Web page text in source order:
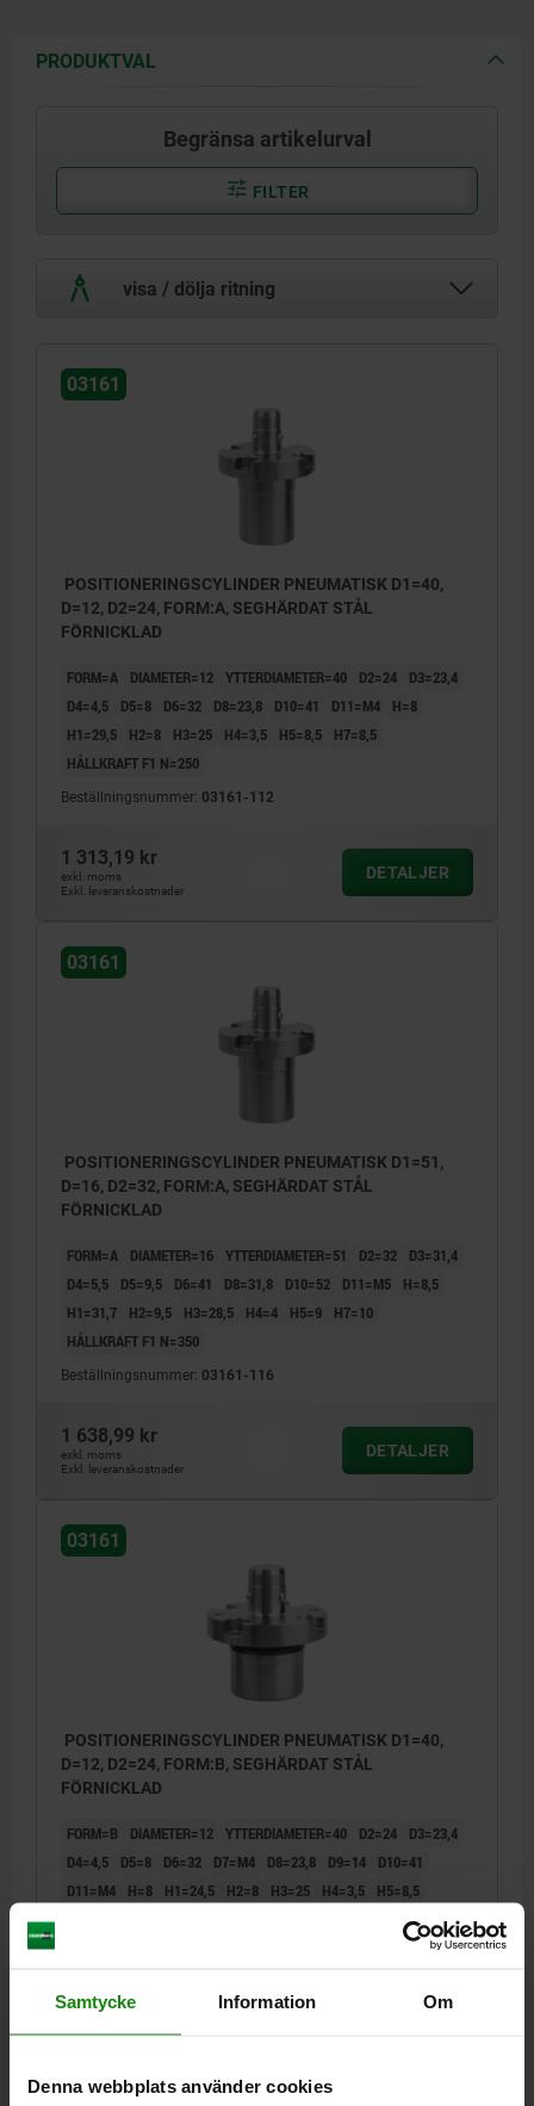
Samtycke Information Om
Denna webbplats använder cookies
PRODUKTVAL
Begränsa artikelurval
FILTER
visa / dölja ritning
03161
POSITIONERINGSCYLINDER PNEUMATISK D1=40,
D=12, D2=24, FORM:A, SEGHÄRDAT STÅL
FÖRNICKLAD
FORM=A DIAMETER=12 YTTERDIAMETER=40 D2=24
D3=23,4
D4=4,5
D5=8 D6=32 D8=23,8 D10=41 D11=M4
H=8
H1=29,5
H2=8 H3=25 H4=3,5 H5=8,5
H7=8,5
HÅLLKRAFT F1 N=250
Beställningsnummer: 03161-112
1 313,19 kr
exkl. moms
Exkl. leveranskostnader
DETALJER
03161
POSITIONERINGSCYLINDER PNEUMATISK D1=51,
D=16, D2=32, FORM:A, SEGHÄRDAT STÅL
FÖRNICKLAD
FORM=A DIAMETER=16 YTTERDIAMETER=51 D2=32
D3=31,4
D4=5,5
D5=9,5 D6=41 D8=31,8 D10=52 D11=M5
H=8,5
H1=31,7
H2=9,5 H3=28,5 H4=4 H5=9
H7=10
HÅLLKRAFT F1 N=350
Beställningsnummer: 03161-116
1 638,99 kr
exkl. moms
Exkl. leveranskostnader
DETALJER
03161
POSITIONERINGSCYLINDER PNEUMATISK D1=40,
D=12, D2=24, FORM:B, SEGHÄRDAT STÅL
FÖRNICKLAD
FORM=B DIAMETER=12 YTTERDIAMETER=40 D2=24
D3=23,4
D4=4,5
D5=8 D6=32 D7=M4 D8=23,8 D9=14
D10=41
D11=M4
H=8 H1=24,5 H2=8 H3=25 H4=3,5
H5=8,5
1 313,19 kr
exkl. moms